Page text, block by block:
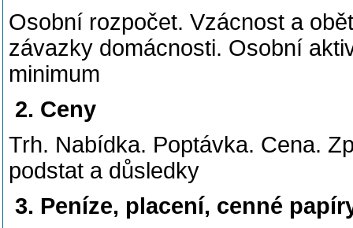
Osobní rozpočet. Vzácnost a
závazky domácnosti. Osobní
minimum
2. Ceny
Trh. Nabídka. Poptávka. Cena.
podstat a důsledky
3. Peníze, placení, cenné